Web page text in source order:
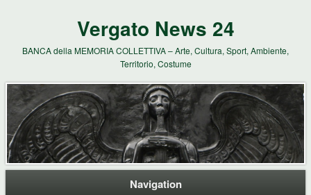
Vergato News 24
BANCA della MEMORIA COLLETTIVA – Arte, Cultura, Sport, Ambiente,
Territorio, Costume
Navigation